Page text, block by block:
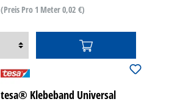
(Preis Pro 1 Meter 0,02 €)
tesa® Klebeband Universal